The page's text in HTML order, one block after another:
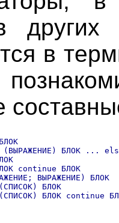
других
в
БЛОК ...
continue БЛОК
ВЫРАЖЕНИЕ) БЛОК
БЛОК
БЛОК continue